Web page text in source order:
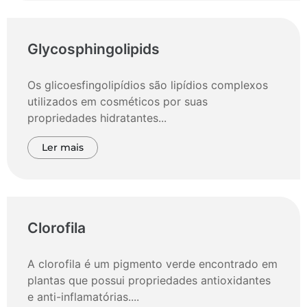
Glycosphingolipids
Os glicoesfingolipídios são lipídios complexos
utilizados em cosméticos por suas
propriedades hidratantes...
Ler mais
Clorofila
A clorofila é um pigmento verde encontrado em
plantas que possui propriedades antioxidantes
e anti-inflamatórias....